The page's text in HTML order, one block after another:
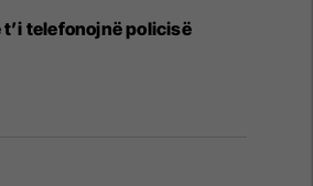
telefonojnë policisë